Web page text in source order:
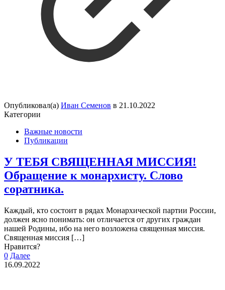
Опубликовал(а) Иван Семенов в 21.10.2022
Категории
Важные новости
Публикации
У ТЕБЯ СВЯЩЕННАЯ МИССИЯ!
Обращение к монархисту. Слово
соратника.
Каждый, кто состоит в рядах Монархической партии России,
должен ясно понимать: он отличается от других граждан
нашей Родины, ибо на него возложена священная миссия.
Священная миссия […]
Нравится?
0 Далее
16.09.2022